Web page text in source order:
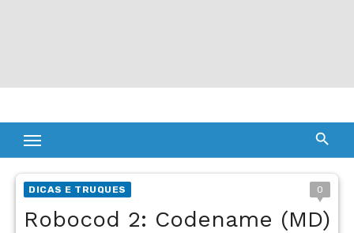
DICAS E TRUQUES 0
Robocod 2: Codename (MD)